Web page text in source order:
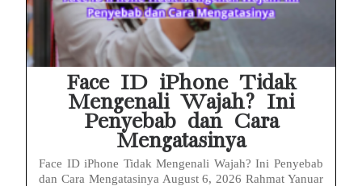
Face ID iPhone Tidak
Mengenali Wajah? Ini
Penyebab dan Cara
Mengatasinya
Face ID iPhone Tidak Mengenali Wajah? Ini Penyebab
dan Cara Mengatasinya August 6, 2026 Rahmat Yanuar